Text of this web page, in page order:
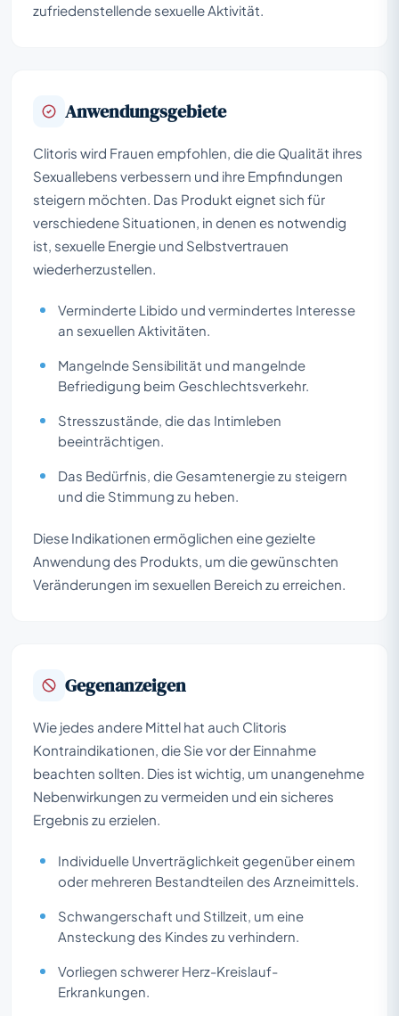
zufriedenstellende sexuelle Aktivität.
Anwendungsgebiete
Clitoris wird Frauen empfohlen, die die Qualität ihres
Sexuallebens verbessern und ihre Empfindungen
steigern möchten. Das Produkt eignet sich für
verschiedene Situationen, in denen es notwendig
ist, sexuelle Energie und Selbstvertrauen
wiederherzustellen.
Verminderte Libido und vermindertes Interesse
an sexuellen Aktivitäten.
Mangelnde Sensibilität und mangelnde
Befriedigung beim Geschlechtsverkehr.
Stresszustände, die das Intimleben
beeinträchtigen.
Das Bedürfnis, die Gesamtenergie zu steigern
und die Stimmung zu heben.
Diese Indikationen ermöglichen eine gezielte
Anwendung des Produkts, um die gewünschten
Veränderungen im sexuellen Bereich zu erreichen.
Gegenanzeigen
Wie jedes andere Mittel hat auch Clitoris
Kontraindikationen, die Sie vor der Einnahme
beachten sollten. Dies ist wichtig, um unangenehme
Nebenwirkungen zu vermeiden und ein sicheres
Ergebnis zu erzielen.
Individuelle Unverträglichkeit gegenüber einem
oder mehreren Bestandteilen des Arzneimittels.
Schwangerschaft und Stillzeit, um eine
Ansteckung des Kindes zu verhindern.
Vorliegen schwerer Herz-Kreislauf-
Erkrankungen.